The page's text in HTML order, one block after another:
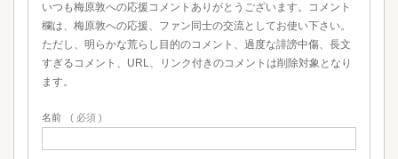
いつも梅原敦への応援コメントありがとうございます。コメント
欄は、梅原敦への応援、ファン同士の交流としてお使い下さい。
ただし、明らかな荒らし目的のコメント、過度な誹謗中傷、長文
すぎるコメント、URL、リンク付きのコメントは削除対象となり
ます。
名前 ( 必須 )